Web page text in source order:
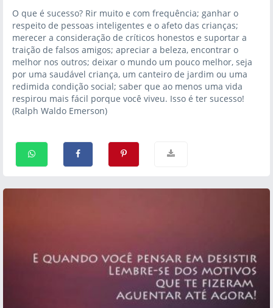
O que é sucesso? Rir muito e com frequência; ganhar o
respeito de pessoas inteligentes e o afeto das crianças;
merecer a consideração de críticos honestos e suportar a
traição de falsos amigos; apreciar a beleza, encontrar o
melhor nos outros; deixar o mundo um pouco melhor, seja
por uma saudável criança, um canteiro de jardim ou uma
redimida condição social; saber que ao menos uma vida
respirou mais fácil porque você viveu. Isso é ter sucesso!
(Ralph Waldo Emerson)